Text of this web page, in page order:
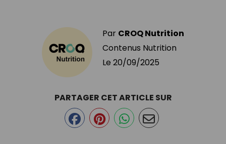
Par CROQ Nutrition
Contenus Nutrition
Le 20/09/2025
PARTAGER CET ARTICLE SUR